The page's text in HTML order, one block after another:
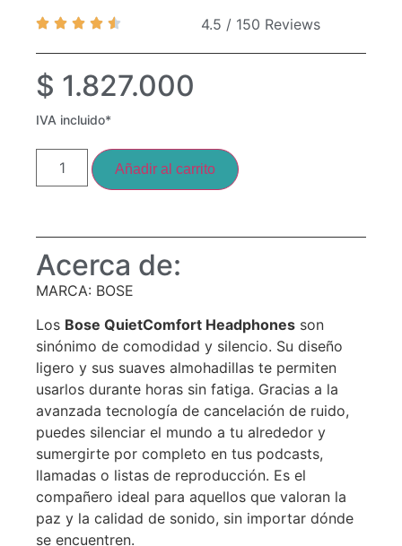
4.5 / 150 Reviews
$ 1.827.000
IVA incluido*
Añadir al carrito
Acerca de:
MARCA: BOSE
Los Bose QuietComfort Headphones son
sinónimo de comodidad y silencio. Su diseño
ligero y sus suaves almohadillas te permiten
usarlos durante horas sin fatiga. Gracias a la
avanzada tecnología de cancelación de ruido,
puedes silenciar el mundo a tu alrededor y
sumergirte por completo en tus podcasts,
llamadas o listas de reproducción. Es el
compañero ideal para aquellos que valoran la
paz y la calidad de sonido, sin importar dónde
se encuentren.